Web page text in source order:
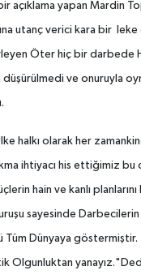
açıklama yapan Mardin
utanç verici kara bir
Öter hiç bir
ve onuruyla
halkı olarak her
ihtiyacı his ettiğimiz
hain ve kanlı
sayesinde
Tüm Dünyaya
Olgunluktan